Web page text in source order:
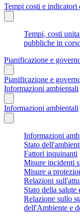
Tempi costi e indicatori
Tempi, costi
pubbliche in
Pianificazione e
Pianificazione e
Informazioni ambientali
Informazioni ambientali
Informazioni
Stato
Fattori inquinanti
Misure incidenti
Misure a
Relazioni
Stato della salute
Relazione sullo
dell'Ambiente e